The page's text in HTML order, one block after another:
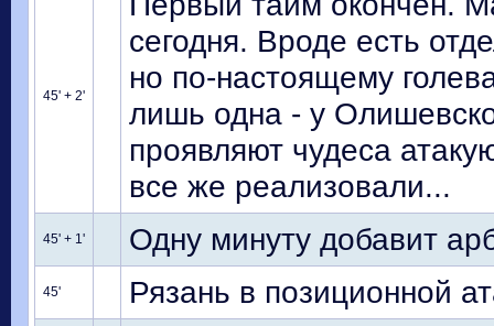
45' + 2'
сегодня. Вроде есть
но по-настоящему
лишь одна - у
проявляют чудеса
все же реализовали...
45' + 1' Одну минуту добавит
45' Рязань в позиционной